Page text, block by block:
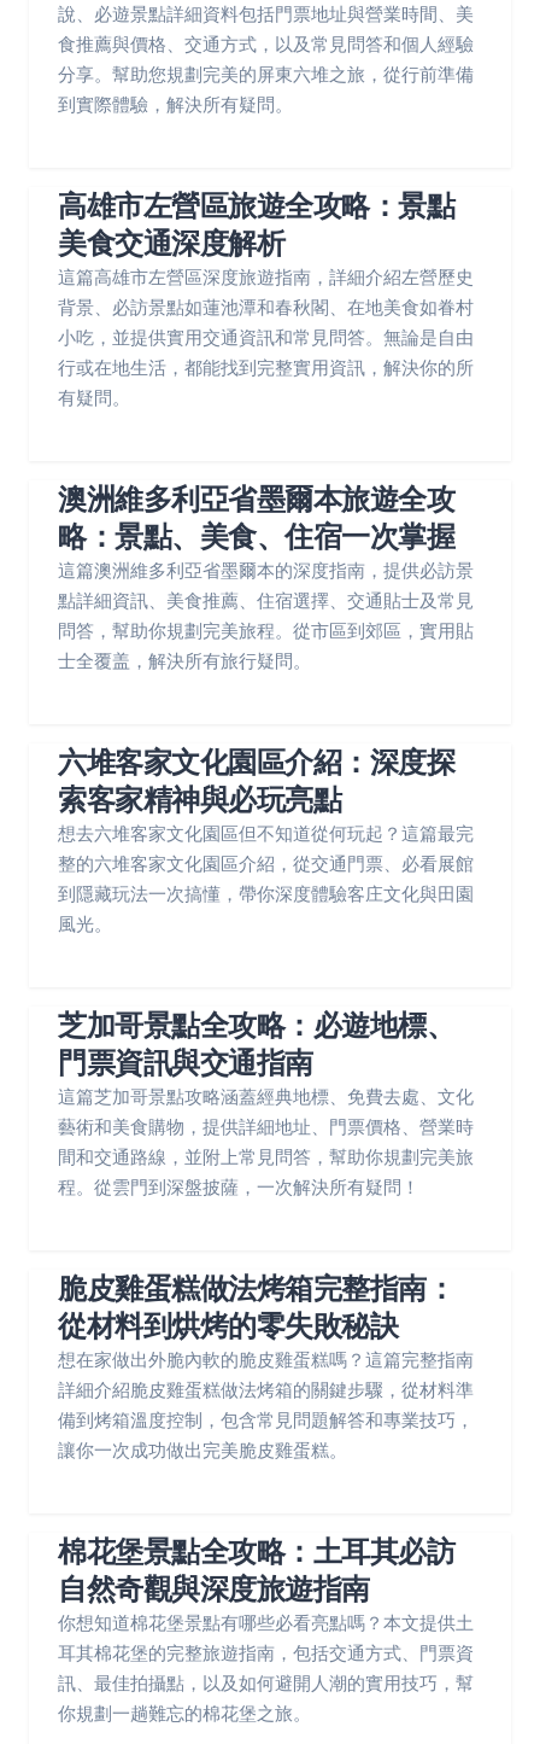
說、必遊景點詳細資料包括門票地址與營業時間、美
食推薦與價格、交通方式，以及常見問答和個人經驗
分享。幫助您規劃完美的屏東六堆之旅，從行前準備
到實際體驗，解決所有疑問。
高雄市左營區旅遊全攻略：景點
美食交通深度解析
這篇高雄市左營區深度旅遊指南，詳細介紹左營歷史
背景、必訪景點如蓮池潭和春秋閣、在地美食如眷村
小吃，並提供實用交通資訊和常見問答。無論是自由
行或在地生活，都能找到完整實用資訊，解決你的所
有疑問。
澳洲維多利亞省墨爾本旅遊全攻
略：景點、美食、住宿一次掌握
這篇澳洲維多利亞省墨爾本的深度指南，提供必訪景
點詳細資訊、美食推薦、住宿選擇、交通貼士及常見
問答，幫助你規劃完美旅程。從市區到郊區，實用貼
士全覆盖，解決所有旅行疑問。
六堆客家文化園區介紹：深度探
索客家精神與必玩亮點
想去六堆客家文化園區但不知道從何玩起？這篇最完
整的六堆客家文化園區介紹，從交通門票、必看展館
到隱藏玩法一次搞懂，帶你深度體驗客庄文化與田園
風光。
芝加哥景點全攻略：必遊地標、
門票資訊與交通指南
這篇芝加哥景點攻略涵蓋經典地標、免費去處、文化
藝術和美食購物，提供詳細地址、門票價格、營業時
間和交通路線，並附上常見問答，幫助你規劃完美旅
程。從雲門到深盤披薩，一次解決所有疑問！
脆皮雞蛋糕做法烤箱完整指南：
從材料到烘烤的零失敗秘訣
想在家做出外脆內軟的脆皮雞蛋糕嗎？這篇完整指南
詳細介紹脆皮雞蛋糕做法烤箱的關鍵步驟，從材料準
備到烤箱溫度控制，包含常見問題解答和專業技巧，
讓你一次成功做出完美脆皮雞蛋糕。
棉花堡景點全攻略：土耳其必訪
自然奇觀與深度旅遊指南
你想知道棉花堡景點有哪些必看亮點嗎？本文提供土
耳其棉花堡的完整旅遊指南，包括交通方式、門票資
訊、最佳拍攝點，以及如何避開人潮的實用技巧，幫
你規劃一趟難忘的棉花堡之旅。